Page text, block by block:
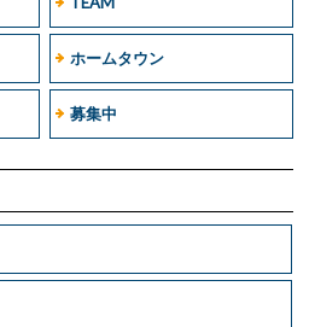
ホームタウン
募集中